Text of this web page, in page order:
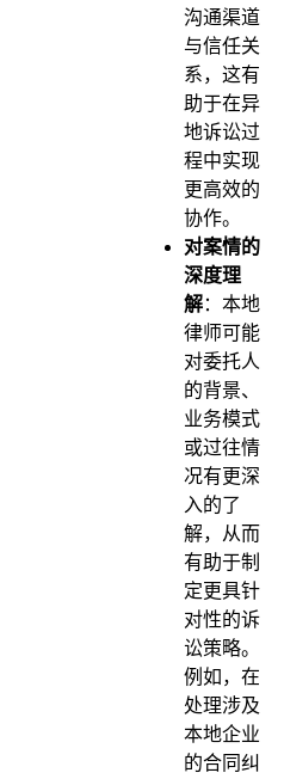
沟通渠道
与信任关
系，这有
助于在异
地诉讼过
程中实现
更高效的
协作。
对案情的
深度理
解：本地
律师可能
对委托人
的背景、
业务模式
或过往情
况有更深
入的了
解，从而
有助于制
定更具针
对性的诉
讼策略。
例如，在
处理涉及
本地企业
的合同纠